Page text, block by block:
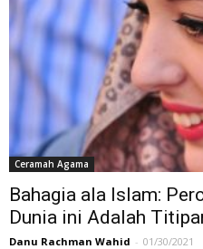
Ceramah Agama
Bahagia ala Islam:
Dunia ini Adalah
Danu Rachman Wahid - 01/30/2021